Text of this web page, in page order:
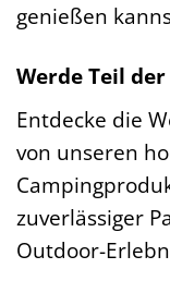
genießen
Werde Teil
Entdecke die
von unseren
zuverlässiger
Outdoor-